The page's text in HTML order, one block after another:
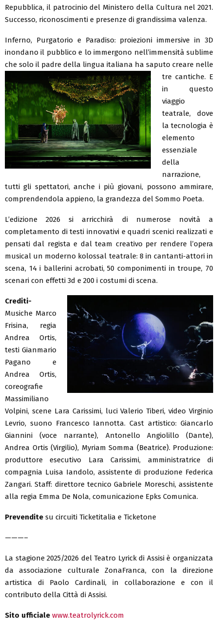
Repubblica, il patrocinio del Ministero della Cultura nel 2021.
Successo, riconoscimenti e presenze di grandissima valenza.
Inferno, Purgatorio e Paradiso: proiezioni immersive in 3D
inondano il pubblico e lo immergono nell’immensità sublime
che solo il padre della lingua italiana ha saputo creare nelle
tre cantiche. E
in questo
viaggio
teatrale, dove
la tecnologia è
elemento
essenziale
della
narrazione,
tutti gli spettatori, anche i più giovani, possono ammirare,
comprendendola appieno, la grandezza del Sommo Poeta.
L’edizione 2026 si arricchirà di numerose novità a
completamento di testi innovativi e quadri scenici realizzati e
pensati dal regista e dal team creativo per rendere l’opera
musical un moderno kolossal teatrale: 8 in cantanti-attori in
scena, 14 i ballerini acrobati, 50 componimenti in troupe, 70
scenari con effetti 3d e 200 i costumi di scena.
Crediti-
Musiche Marco
Frisina, regia
Andrea Ortis,
testi Gianmario
Pagano e
Andrea Ortis,
coreografie
Massimiliano
Volpini, scene Lara Carissimi, luci Valerio Tiberi, video Virginio
Levrio, suono Francesco Iannotta. Cast artistico: Giancarlo
Giannini (voce narrante), Antonello Angiolillo (Dante),
Andrea Ortis (Virgilio), Myriam Somma (Beatrice). Produzione:
produttore esecutivo Lara Carissimi, amministratrice di
compagnia Luisa Iandolo, assistente di produzione Federica
Zangari. Staff: direttore tecnico Gabriele Moreschi, assistente
alla regia Emma De Nola, comunicazione Epks Comunica.
Prevendite su circuiti Ticketitalia e Ticketone
———–
La stagione 2025/2026 del Teatro Lyrick di Assisi è organizzata
da associazione culturale ZonaFranca, con la direzione
artistica di Paolo Cardinali, in collaborazione e con il
contributo della Città di Assisi.
Sito ufficiale www.teatrolyrick.com